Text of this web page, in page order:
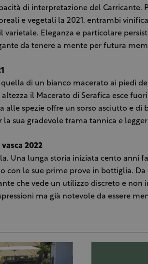
di interpretazione del Carricante.
e vegetali la 2021, entrambi
varietale. Eleganza e particolare
da tenere a mente per futura
di un bianco macerato ai piedi
il Macerato di Serafica esce
alle spezie offre un sorso asciutto e di
la sua gradevole trama tannica e
2022
Una lunga storia iniziata cento anni
con le sue prime prove in bottiglia. Da
che vede un utilizzo discreto e non
ma già notevole da essere